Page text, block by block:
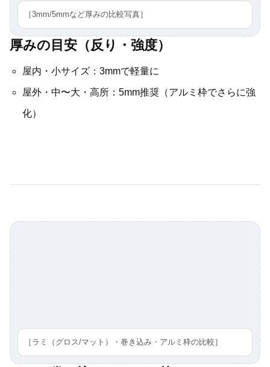
［3mm/5mmなど厚みの比較写真］
厚みの目安（反り・強度）
屋内・小サイズ：3mmで軽量に
屋外・中〜大・高所：5mm推奨（アルミ枠でさらに強
化）
［ラミ（グロス/マット）・巻き込み・アルミ枠の比較］